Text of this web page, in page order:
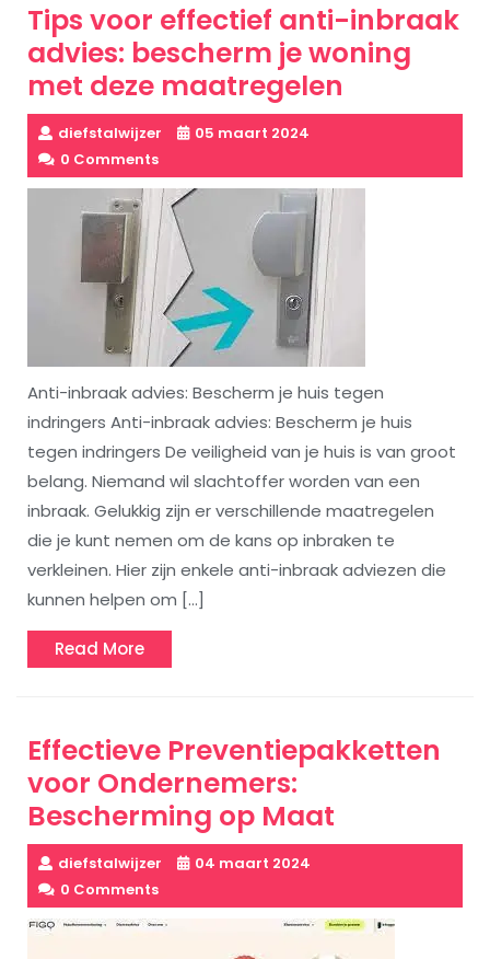
Tips voor effectief anti-inbraak
advies: bescherm je woning
met deze maatregelen
diefstalwijzer
05 maart 2024
0 Comments
Anti-inbraak advies: Bescherm je huis tegen
indringers Anti-inbraak advies: Bescherm je huis
tegen indringers De veiligheid van je huis is van groot
belang. Niemand wil slachtoffer worden van een
inbraak. Gelukkig zijn er verschillende maatregelen
die je kunt nemen om de kans op inbraken te
verkleinen. Hier zijn enkele anti-inbraak adviezen die
kunnen helpen om […]
Read MoreRead
More
Effectieve Preventiepakketten
voor Ondernemers:
Bescherming op Maat
diefstalwijzer
04 maart 2024
0 Comments